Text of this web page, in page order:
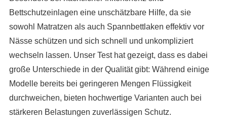
Bettschutzeinlagen eine unschätzbare Hilfe, da sie
sowohl Matratzen als auch Spannbettlaken effektiv vor
Nässe schützen und sich schnell und unkompliziert
wechseln lassen. Unser Test hat gezeigt, dass es dabei
große Unterschiede in der Qualität gibt: Während einige
Modelle bereits bei geringeren Mengen Flüssigkeit
durchweichen, bieten hochwertige Varianten auch bei
stärkeren Belastungen zuverlässigen Schutz.